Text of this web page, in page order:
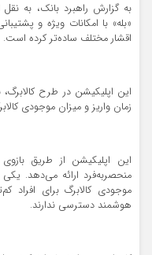
به گزارش راهبرد بانک، به
«بله» با امکانات ویژه و
اقشار مختلف ساده‌تر کرده است.
این اپلیکیشن در طرح کالابرگ،
زمان واریز و میزان موجودی
منحصربه‌فرد ارائه می‌دهد. یکی
موجودی کالابرگ برای
هوشمند دسترسی ندارند.